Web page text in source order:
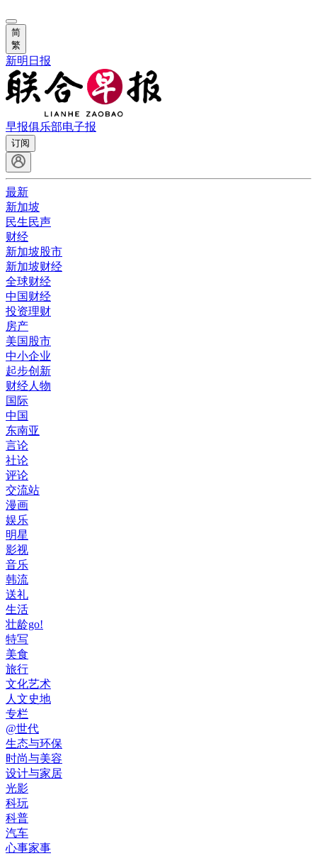
简
繁
新明日报
早报俱乐部电子报
订阅
最新
新加坡
民生民声
财经
新加坡股市
新加坡财经
全球财经
中国财经
投资理财
房产
美国股市
中小企业
起步创新
财经人物
国际
中国
东南亚
言论
社论
评论
交流站
漫画
娱乐
明星
影视
音乐
韩流
送礼
生活
壮龄go!
特写
美食
旅行
文化艺术
人文史地
专栏
@世代
生态与环保
时尚与美容
设计与家居
光影
科玩
科普
汽车
心事家事